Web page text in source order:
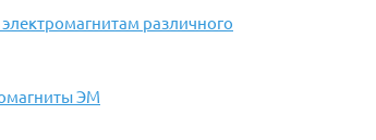
различного
ЭМ